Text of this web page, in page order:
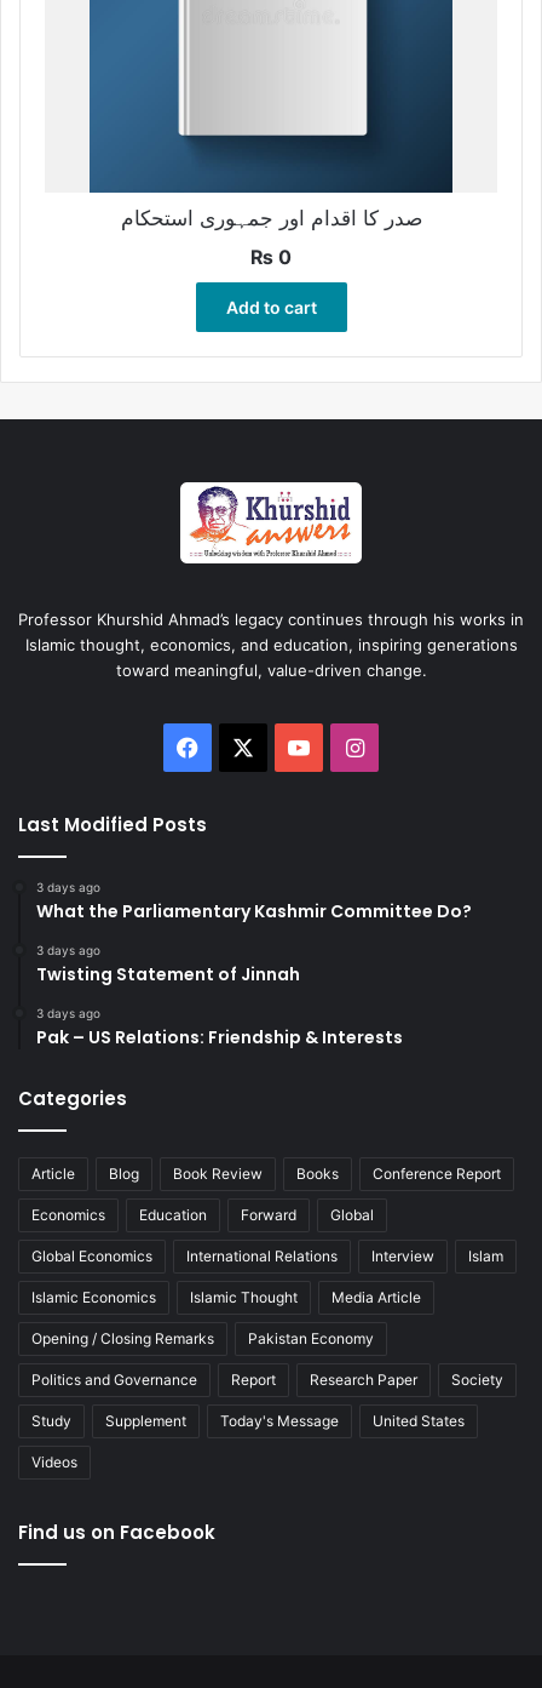
صدر کا اقدام اور جمہوری استحکام
₨ 0
Add to cart
Professor Khurshid Ahmad’s legacy continues through his works in
Islamic thought, economics, and education, inspiring generations
toward meaningful, value-driven change.
Facebook YouTubeInstagram
Last Modified Posts
3 days ago
What the Parliamentary Kashmir Committee Do?
3 days ago
Twisting Statement of Jinnah
3 days ago
Pak – US Relations: Friendship & Interests
Categories
Article Blog Book Review Books Conference Report
Economics Education Forward Global
Global Economics International Relations Interview Islam
Islamic Economics Islamic Thought Media Article
Opening / Closing Remarks Pakistan Economy
Politics and Governance Report Research Paper Society
Study Supplement Today's Message United States
Videos
Find us on Facebook